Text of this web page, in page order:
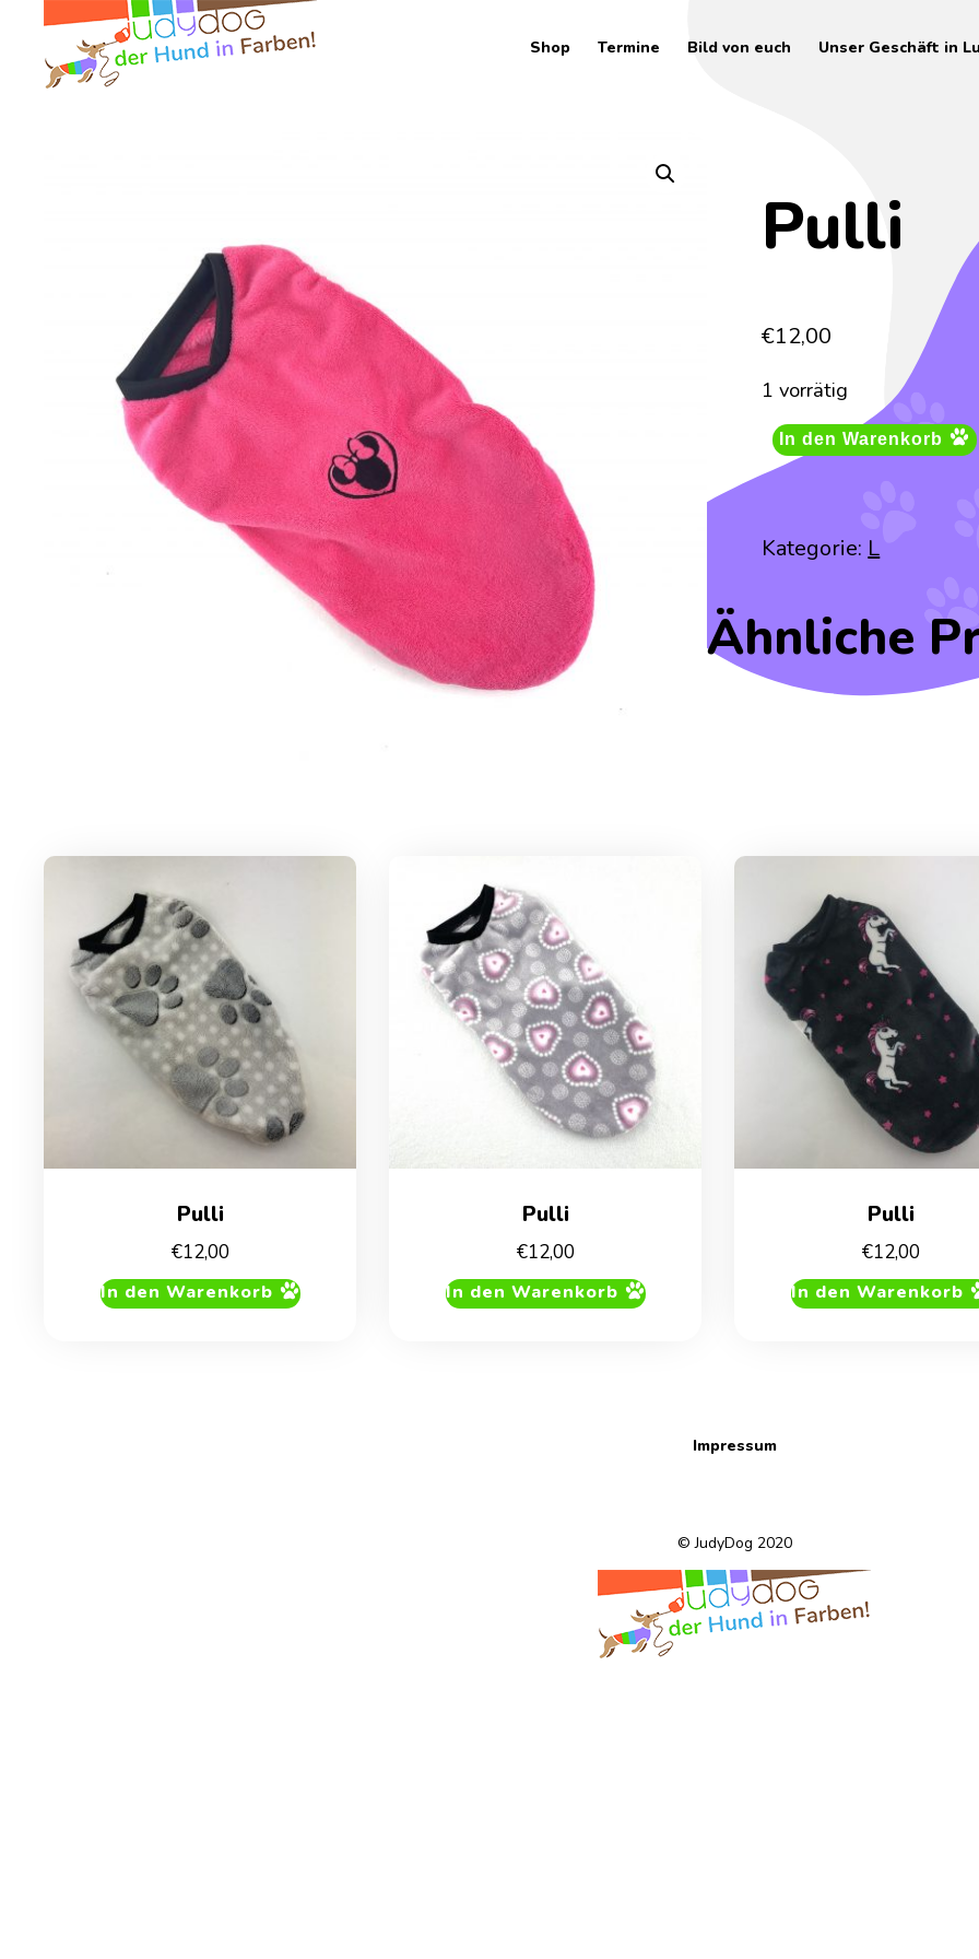
Shop Termine Bild von euch Unser Geschäft in
Pulli
€12,00
1 vorrätig
In den Warenkorb
Kategorie: L
Ähnliche
Pulli
€12,00
In den Warenkorb
Pulli
€12,00
In den Warenkorb
Pulli
€12,00
In den Warenkorb
Impressum
© JudyDog 2020